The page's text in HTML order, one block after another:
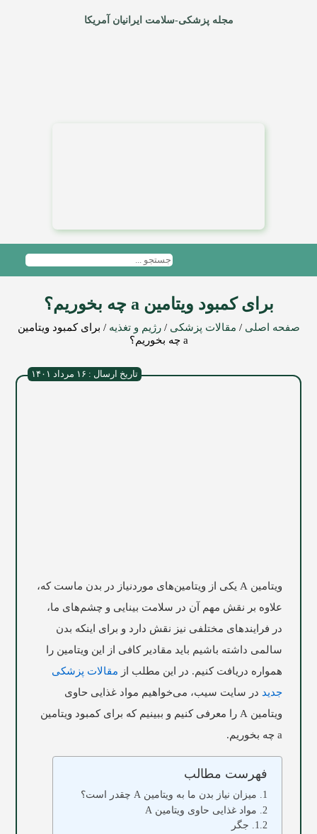
مجله پزشکی-سلامت ایرانیان آمریکا
برای کمبود ویتامین a چه بخوریم؟
صفحه اصلی / مقالات پزشکی /رژیم و تغذیه / برای کمبود ویتامین
a چه بخوریم؟
تاریخ ارسال : ۱۶ مرداد ۱۴۰۱
ویتامین A یکی از ویتامین‌های موردنیاز در بدن ماست که،
علاوه بر نقش مهم آن در سلامت بینایی و چشم‌های ما،
در فرایندهای مختلفی نیز نقش دارد و برای اینکه بدن
سالمی داشته باشیم باید مقادیر کافی از این ویتامین را
همواره دریافت کنیم. در این مطلب از مقالات پزشکی
جدید در سایت سیب، می‌خواهیم مواد غذایی حاوی
ویتامین A را معرفی کنیم و ببینیم که برای کمبود ویتامین
a چه بخوریم.
فهرست مطالب
میزان نیاز بدن ما به ویتامین A چقدر است؟
مواد غذایی حاوی ویتامین A
جگر